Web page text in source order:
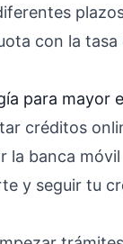
con la tasa
para mayor
créditos
la banca
y seguir tu